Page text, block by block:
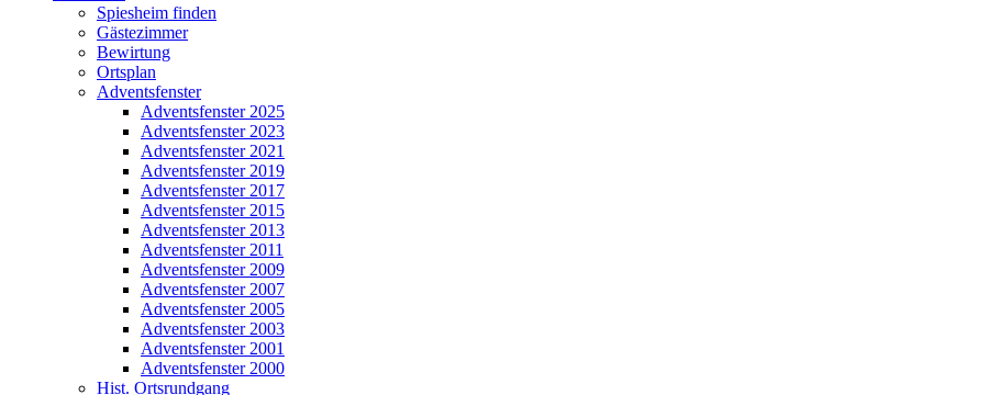
Spiesheim finden
Gästezimmer
Bewirtung
Ortsplan
Adventsfenster
Adventsfenster 2025
Adventsfenster 2023
Adventsfenster 2021
Adventsfenster 2019
Adventsfenster 2017
Adventsfenster 2015
Adventsfenster 2013
Adventsfenster 2011
Adventsfenster 2009
Adventsfenster 2007
Adventsfenster 2005
Adventsfenster 2003
Adventsfenster 2001
Adventsfenster 2000
Hist. Ortsrundgang